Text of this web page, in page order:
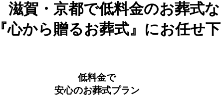
滋賀・京都で低料金のお葬式
『心から贈るお葬式』にお任せ
低料金で
安心のお葬式プラン